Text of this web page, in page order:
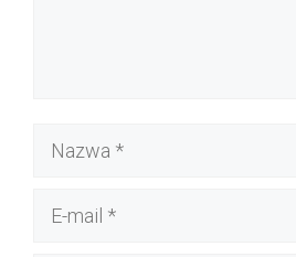
Nazwa